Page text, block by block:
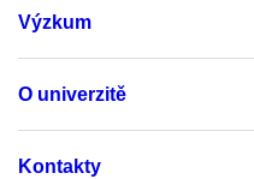
Výzkum
O univerzitě
Kontakty